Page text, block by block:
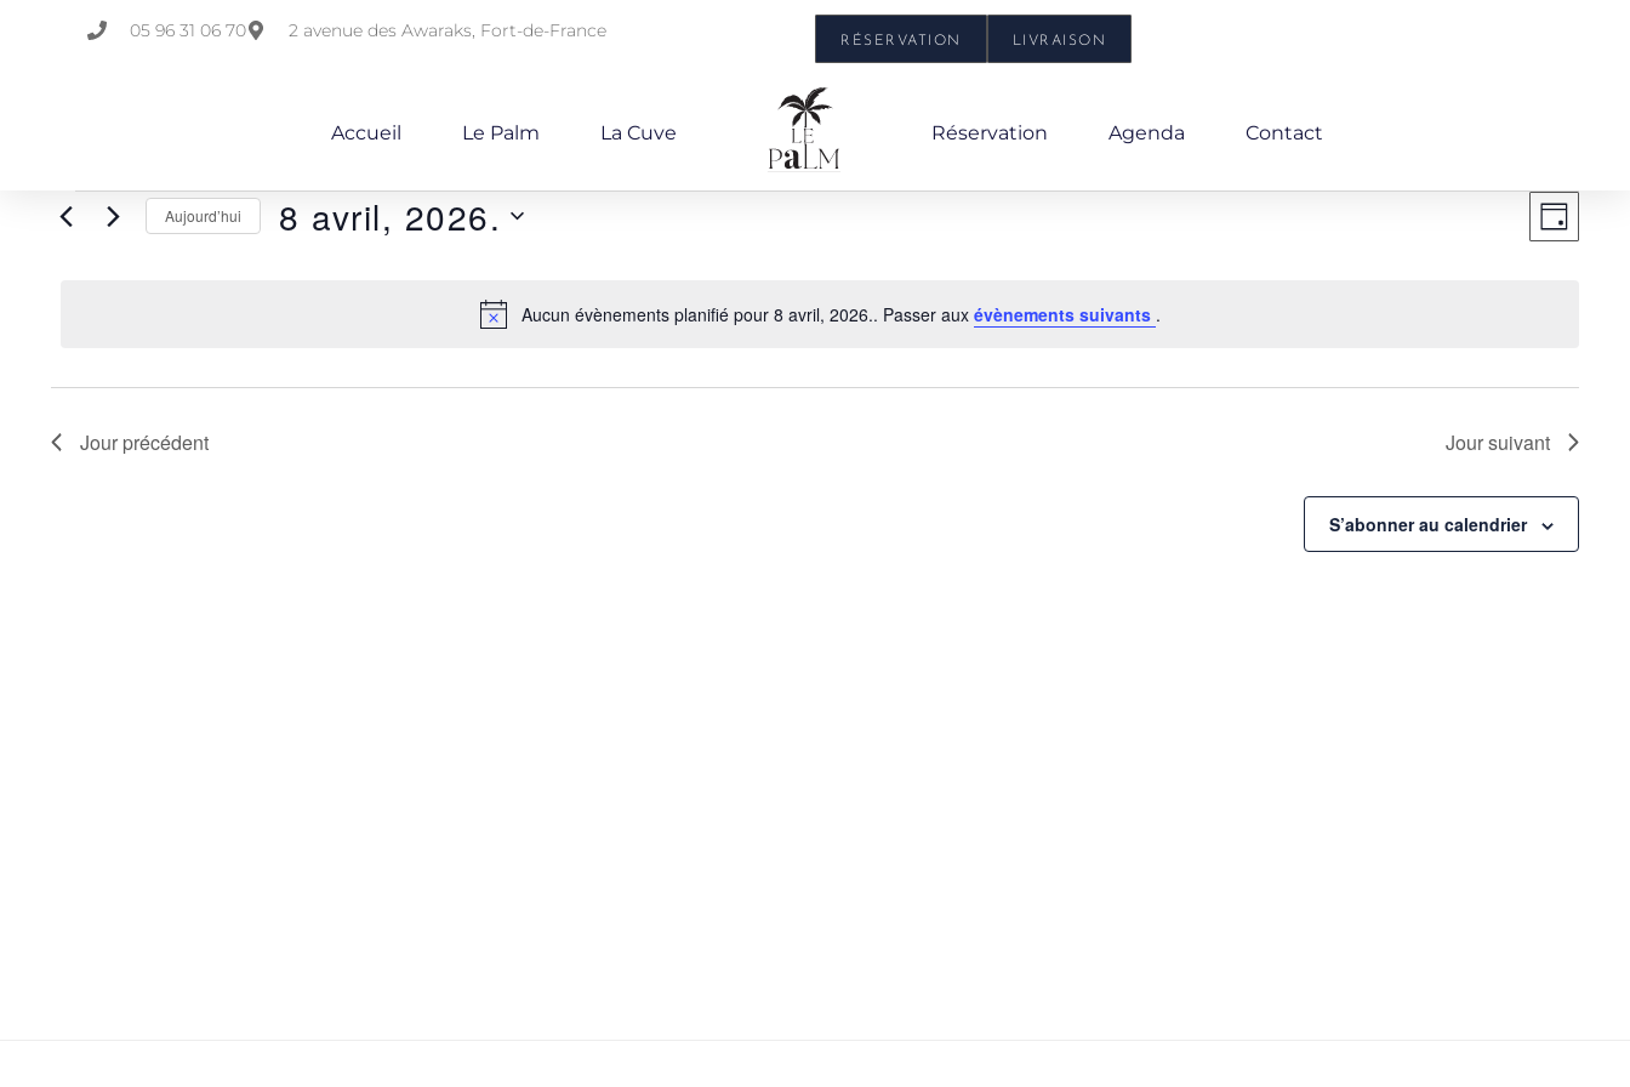
05 96 31 06 70 2 avenue des Awaraks, Fort-de-France RÉSERVATION LIVRAISON
Accueil Le Palm La Cuve Réservation Agenda Contact
Notice
Aucun évènements planifié pour 8 avril, 2026.. Passer aux évènements suivants .
de
JOUR
Aujourd’hui 8 avril, 2026.
Jour précédent Jour suivant
S’abonner au calendrier